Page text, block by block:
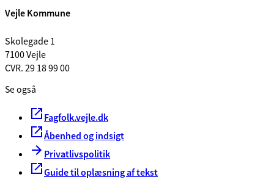
Vejle Kommune
Skolegade 1
7100 Vejle
CVR. 29 18 99 00
Se også
Fagfolk.vejle.dk
Åbenhed og indsigt
Privatlivspolitik
Guide til oplæsning af tekst